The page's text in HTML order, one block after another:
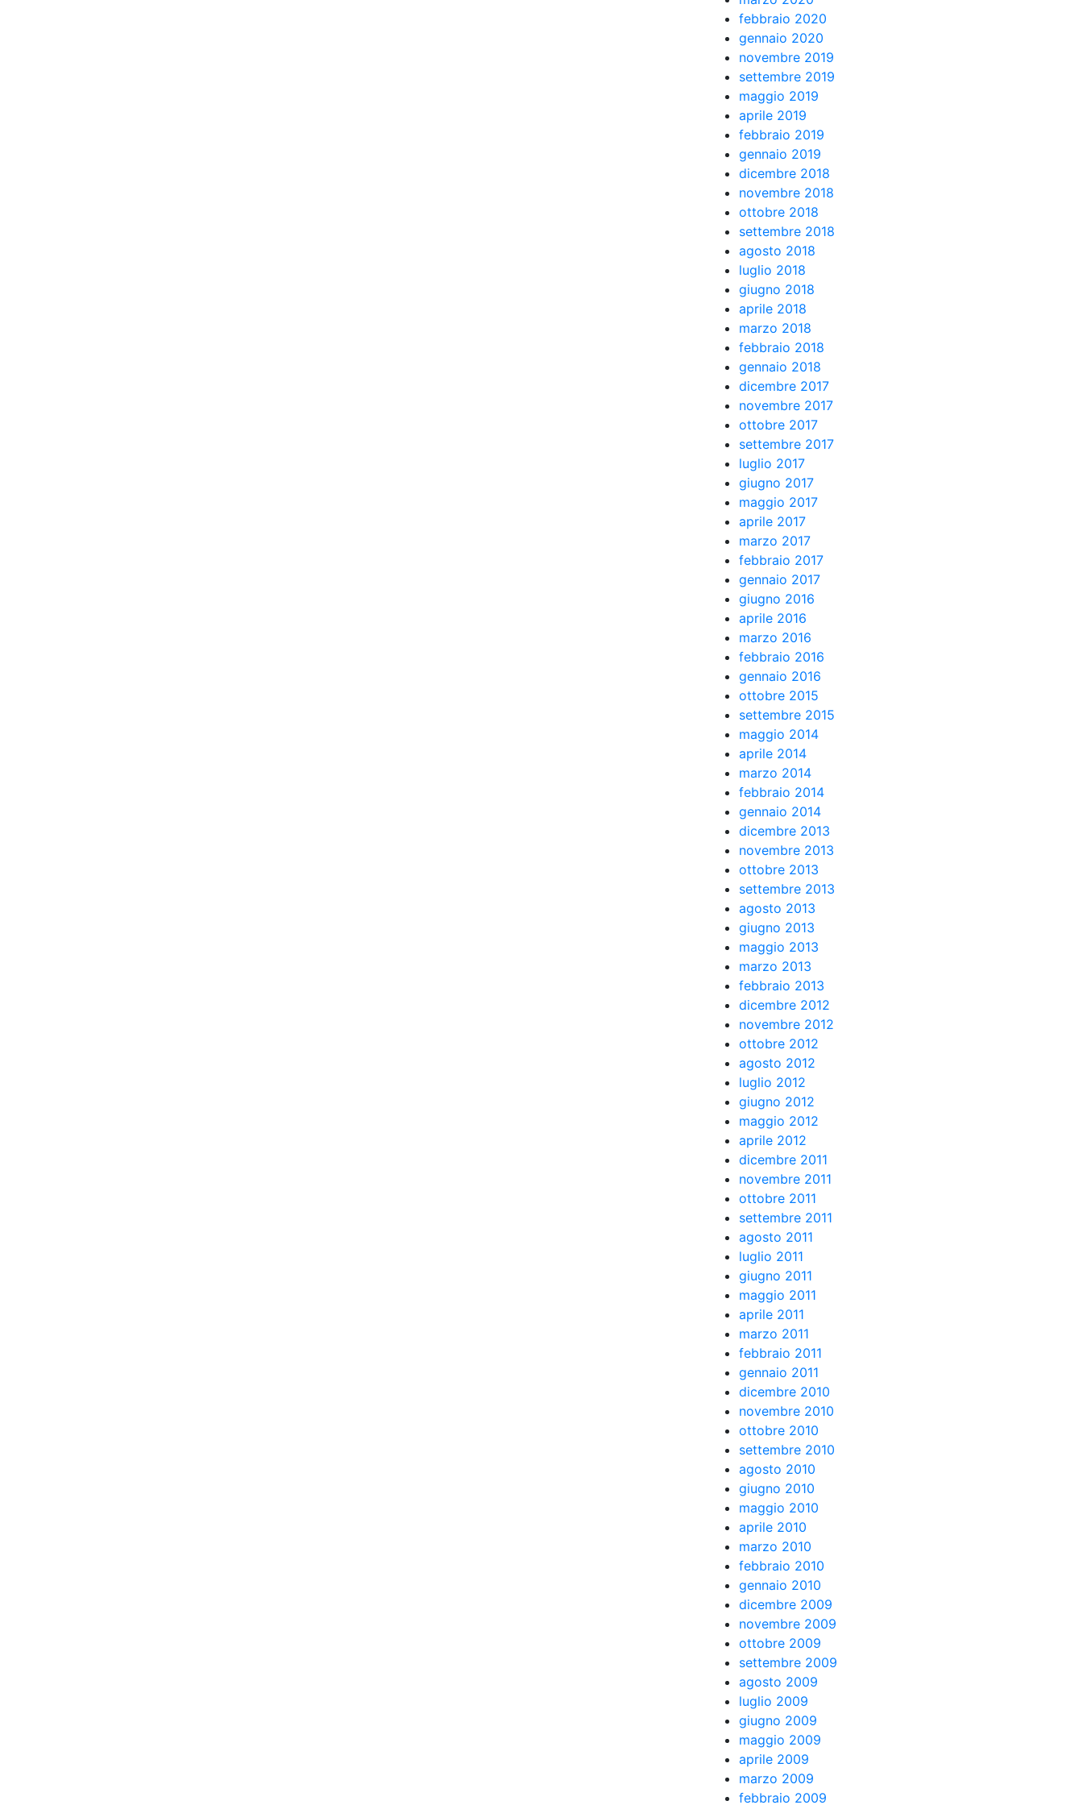
febbraio 2020
gennaio 2020
novembre 2019
settembre 2019
maggio 2019
aprile 2019
febbraio 2019
gennaio 2019
dicembre 2018
novembre 2018
ottobre 2018
settembre 2018
agosto 2018
luglio 2018
giugno 2018
aprile 2018
marzo 2018
febbraio 2018
gennaio 2018
dicembre 2017
novembre 2017
ottobre 2017
settembre 2017
luglio 2017
giugno 2017
maggio 2017
aprile 2017
marzo 2017
febbraio 2017
gennaio 2017
giugno 2016
aprile 2016
marzo 2016
febbraio 2016
gennaio 2016
ottobre 2015
settembre 2015
maggio 2014
aprile 2014
marzo 2014
febbraio 2014
gennaio 2014
dicembre 2013
novembre 2013
ottobre 2013
settembre 2013
agosto 2013
giugno 2013
maggio 2013
marzo 2013
febbraio 2013
dicembre 2012
novembre 2012
ottobre 2012
agosto 2012
luglio 2012
giugno 2012
maggio 2012
aprile 2012
dicembre 2011
novembre 2011
ottobre 2011
settembre 2011
agosto 2011
luglio 2011
giugno 2011
maggio 2011
aprile 2011
marzo 2011
febbraio 2011
gennaio 2011
dicembre 2010
novembre 2010
ottobre 2010
settembre 2010
agosto 2010
giugno 2010
maggio 2010
aprile 2010
marzo 2010
febbraio 2010
gennaio 2010
dicembre 2009
novembre 2009
ottobre 2009
settembre 2009
agosto 2009
luglio 2009
giugno 2009
maggio 2009
aprile 2009
marzo 2009
febbraio 2009